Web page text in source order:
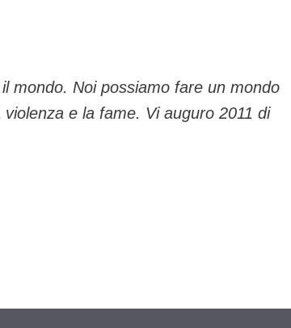
mondo. Noi possiamo fare un mondo
e la fame. Vi auguro 2011 di